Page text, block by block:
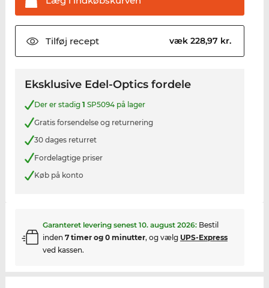
Tilføj recept væk 228,97 kr.
Eksklusive Edel-Optics fordele
Der er stadig 1 SP5094 på lager
Gratis forsendelse og returnering
30 dages returret
Fordelagtige priser
Køb på konto
Garanteret levering senest 10. august 2026: Bestil
inden 7 timer og 0 minutter, og vælg UPS-Express
ved kassen.